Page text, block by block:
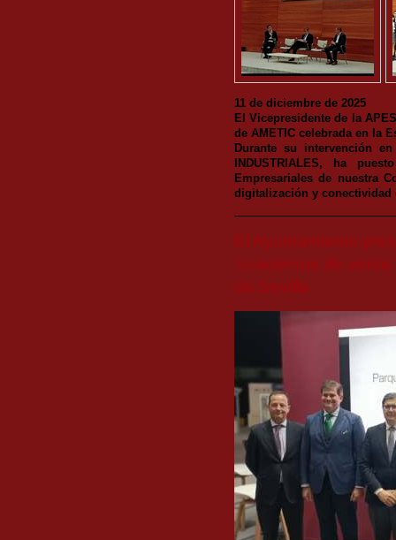
11 de diciembre de 2025
El Vicepresidente de la
de AMETIC celebrada en la
Durante su intervención en
INDUSTRIALES, ha
Empresariales de nuestra
digitalización y
El Ayuntamiento
‘cuadernos de
de Sevilla